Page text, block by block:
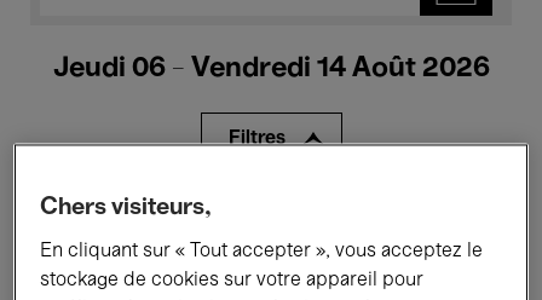
Jeudi 06 - Vendredi 14 Août 2026
Filtres
Tous les événements
Expositions Films Performances
Chers visiteurs,
En cliquant sur « Tout accepter », vous acceptez le
stockage de cookies sur votre appareil pour